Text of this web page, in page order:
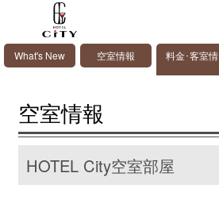
What's New 空室情報
料金･客室情
報
空室情報
HOTEL City空室部屋